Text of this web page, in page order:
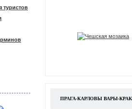
туристов
ПРАГА-КАРЛОВЫ ВАРЫ-